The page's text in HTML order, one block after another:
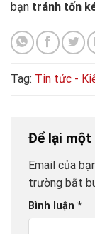
bạn tránh tốn
Tag: Tin tức -
Để lại một
Email của
trường bắt
Bình luận *